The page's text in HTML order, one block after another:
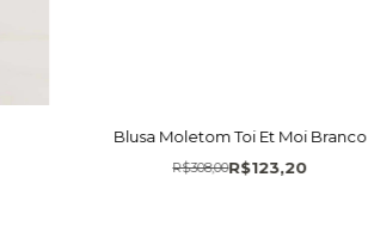
Blusa Moletom Toi Et Moi Branco
R$123,20
R$308,00